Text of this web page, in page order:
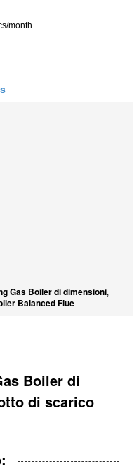
month
Gas Boiler di dimensioni,
Balanced Flue
Boiler di
di scarico